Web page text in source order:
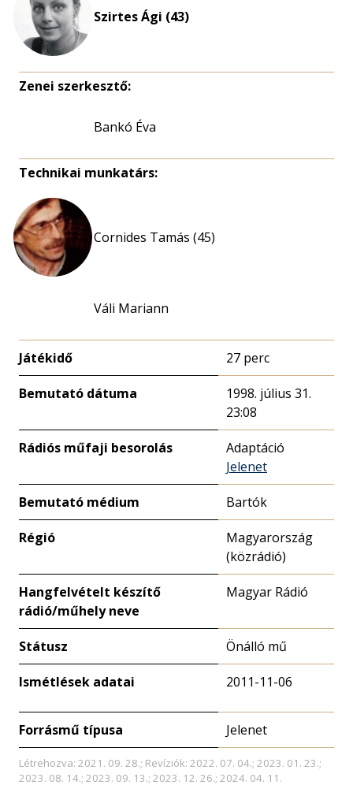
Szirtes Ági (43)
Zenei szerkesztő:
Bankó Éva
Technikai munkatárs:
Cornides Tamás (45)
Váli Mariann
Játékidő 27 perc
Bemutató dátuma
1998. július 31.
23:08
Rádiós műfaji besorolás
Adaptáció
Jelenet
Bemutató médium Bartók
Régió
Magyarország
(közrádió)
Hangfelvételt készítő
rádió/műhely neve
Magyar Rádió
Státusz Önálló mű
Ismétlések adatai 2011-11-06
Forrásmű típusa Jelenet
Létrehozva: 2021. 09. 28.; Revíziók: 2022. 07. 04.; 2023. 01. 23.;
2023. 08. 14.; 2023. 09. 13.; 2023. 12. 26.; 2024. 04. 11.